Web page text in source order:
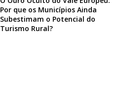
Por que os Municípios Ainda
Subestimam o Potencial do
Turismo Rural?